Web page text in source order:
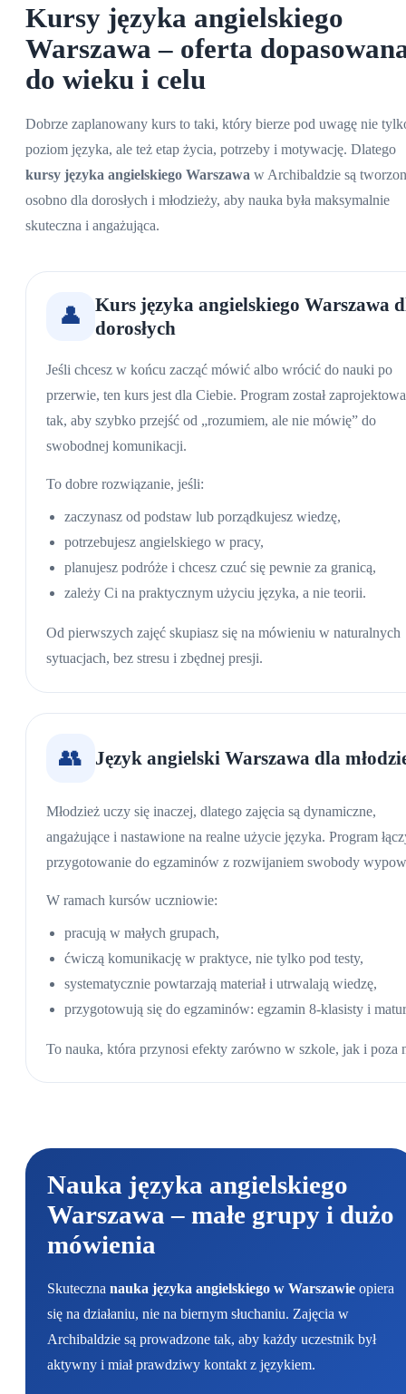
Kursy języka angielskiego
Warszawa– oferta
do wieku i celu
Dobrze zaplanowany kurs to taki, który bierze pod uwagę nie
poziom języka, ale też etap życia, potrzeby i motywację. Dlatego
kursy języka angielskiego Warszawa w Archibaldzie są
osobno dla dorosłych i młodzieży, aby nauka była maksymalnie
skuteczna i angażująca.
👤 Kurs języka angielskiego Warszawa
dorosłych
Jeśli chcesz w końcu zacząć mówić albo wrócić do nauki po
przerwie, ten kurs jest dla Ciebie. Program został
tak, aby szybko przejść od „rozumiem, ale nie mówię” do
swobodnej komunikacji.
To dobre rozwiązanie, jeśli:
zaczynasz od podstaw lub porządkujesz wiedzę,
potrzebujesz angielskiego w pracy,
planujesz podróże i chcesz czuć się pewnie za granicą,
zależy Ci na praktycznym użyciu języka, a nie teorii.
Od pierwszych zajęć skupiasz się na mówieniu w naturalnych
sytuacjach, bez stresu i zbędnej presji.
👥 Język angielski Warszawadla
Młodzież uczy się inaczej, dlatego zajęcia są dynamiczne,
angażujące i nastawione na realne użycie języka. Program
przygotowanie do egzaminów z rozwijaniem swobody
W ramach kursów uczniowie:
pracują w małych grupach,
ćwiczą komunikację w praktyce, nie tylko pod testy,
systematycznie powtarzają materiał i utrwalają wiedzę,
przygotowują się do egzaminów: egzamin 8-klasisty i
To nauka, która przynosi efekty zarówno w szkole, jak i poza
Nauka języka angielskiego
Warszawa– małe grupy i dużo
mówienia
Skuteczna nauka języka angielskiego w Warszawie opiera
się na działaniu, nie na biernym słuchaniu. Zajęcia w
Archibaldzie są prowadzone tak, aby każdy uczestnik był
aktywny i miał prawdziwy kontakt z językiem.